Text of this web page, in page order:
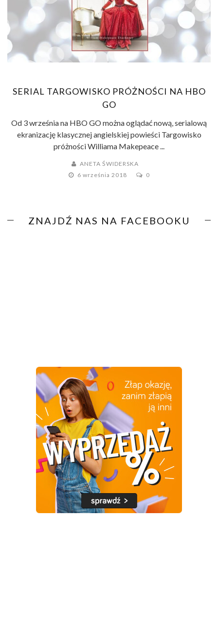
SERIAL TARGOWISKO PRÓŻNOŚCI NA HBO
GO
Od 3 września na HBO GO można oglądać nową, serialową
ekranizację klasycznej angielskiej powieści Targowisko
próżności Williama Makepeace ...
ANETA ŚWIDERSKA
6 września 2018
0
ZNAJDŹ NAS NA FACEBOOKU